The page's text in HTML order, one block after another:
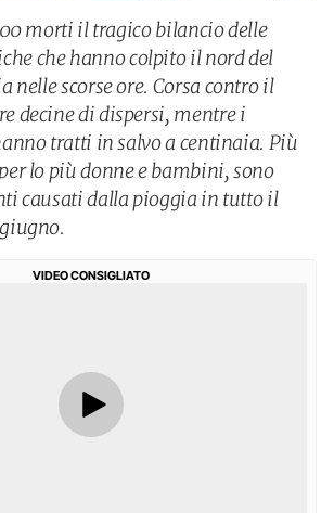
morti il tragico bilancio delle
che hanno colpito il nord del
nelle scorse ore. Corsa contro il
decine di dispersi, mentre i
tratti in salvo a centinaia. Più
lo più donne e bambini, sono
causati dalla pioggia in tutto il
VIDEO CONSIGLIATO